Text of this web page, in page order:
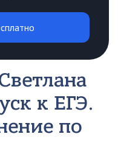
к ЕГЭ.
по